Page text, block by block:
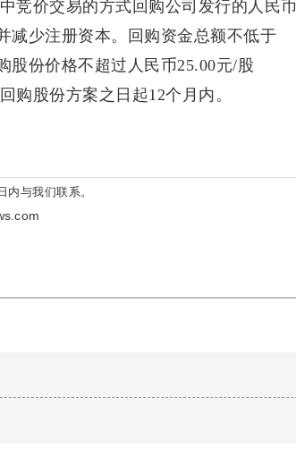
竞价交易的方式回购公司发行的人民币
减少注册资本。回购资金总额不低于
股份价格不超过人民币25.00元/股
购股份方案之日起12个月内。
与我们联系。